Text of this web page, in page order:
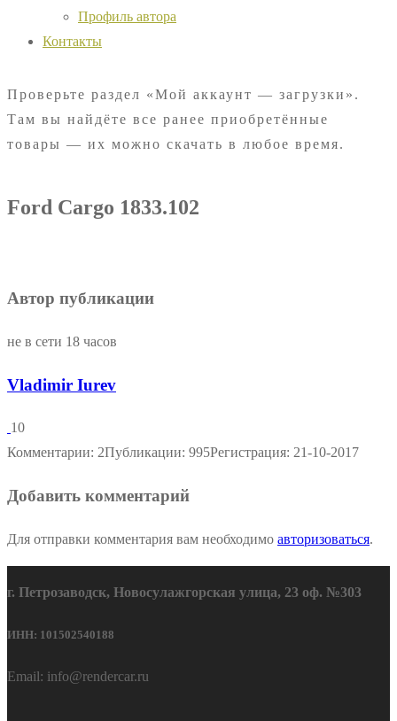
Профиль автора
Контакты
Проверьте раздел «Мой аккаунт — загрузки».
Там вы найдёте все ранее приобретённые
товары — их можно скачать в любое время.
Ford Cargo 1833.102
Автор публикации
не в сети 18 часов
Vladimir Iurev
10
Комментарии: 2Публикации: 995Регистрация: 21-10-2017
Добавить комментарий
Для отправки комментария вам необходимо авторизоваться.
г. Петрозаводск, Новосулажгорская улица, 23 оф. №303
ИНН: 101502540188
Email: info@rendercar.ru